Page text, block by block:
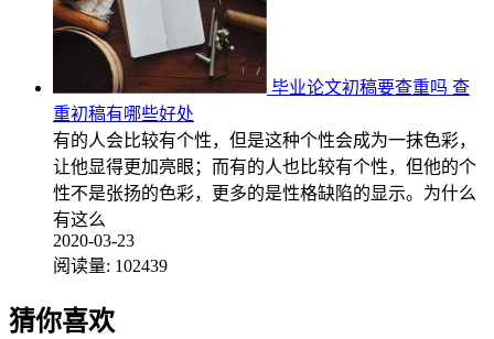
毕业论文初稿要查重吗 查
重初稿有哪些好处
有的人会比较有个性，但是这种个性会成为一抹色彩，
让他显得更加亮眼；而有的人也比较有个性，但他的个
性不是张扬的色彩，更多的是性格缺陷的显示。为什么
有这么
2020-03-23
阅读量: 102439
猜你喜欢